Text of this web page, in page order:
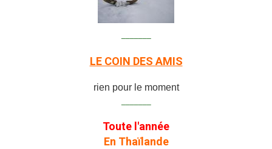
LE COIN DES AMIS
rien pour le moment
Toute l'année
En Thaïlande